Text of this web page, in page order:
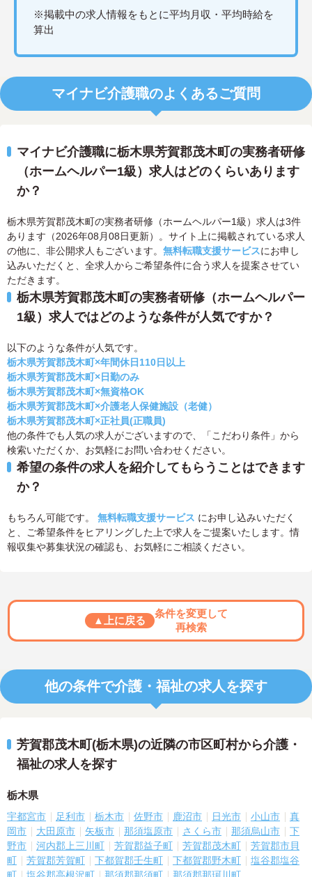
※掲載中の求人情報をもとに平均月収・平均時給を
算出
マイナビ介護職のよくあるご質問
マイナビ介護職に栃木県芳賀郡茂木町の実務者研修
（ホームヘルパー1級）求人はどのくらいあります
か？
栃木県芳賀郡茂木町の実務者研修（ホームヘルパー1級）求人は3件
あります（2026年08月08日更新）。サイト上に掲載されている求人
の他に、非公開求人もございます。 無料転職支援サービスにお申し
込みいただくと、全求人からご希望条件に合う求人を提案させてい
ただきます。
栃木県芳賀郡茂木町の実務者研修（ホームヘルパー
1級）求人ではどのような条件が人気ですか？
以下のような条件が人気です。
栃木県芳賀郡茂木町×年間休日110日以上
栃木県芳賀郡茂木町×日勤のみ
栃木県芳賀郡茂木町×無資格OK
栃木県芳賀郡茂木町×介護老人保健施設（老健）
栃木県芳賀郡茂木町×正社員(正職員)
他の条件でも人気の求人がございますので、「こだわり条件」から
検索いただくか、お気軽にお問い合わせください。
希望の条件の求人を紹介してもらうことはできます
か？
もちろん可能です。 無料転職支援サービス にお申し込みいただく
と、ご希望条件をヒアリングした上で求人をご提案いたします。情
報収集や募集状況の確認も、お気軽にご相談ください。
▲上に戻る
条件を変更して
再検索
他の条件で介護・福祉の求人を探す
芳賀郡茂木町(栃木県)の近隣の市区町村から介護・
福祉の求人を探す
栃木県
宇都宮市 足利市 栃木市 佐野市 鹿沼市 日光市 小山市
真
岡市
大田原市 矢板市 那須塩原市 さくら市 那須烏山市
下
野市
河内郡上三川町 芳賀郡益子町 芳賀郡茂木町
芳賀郡市貝
町
芳賀郡芳賀町 下都賀郡壬生町 下都賀郡野木町
塩谷郡塩谷